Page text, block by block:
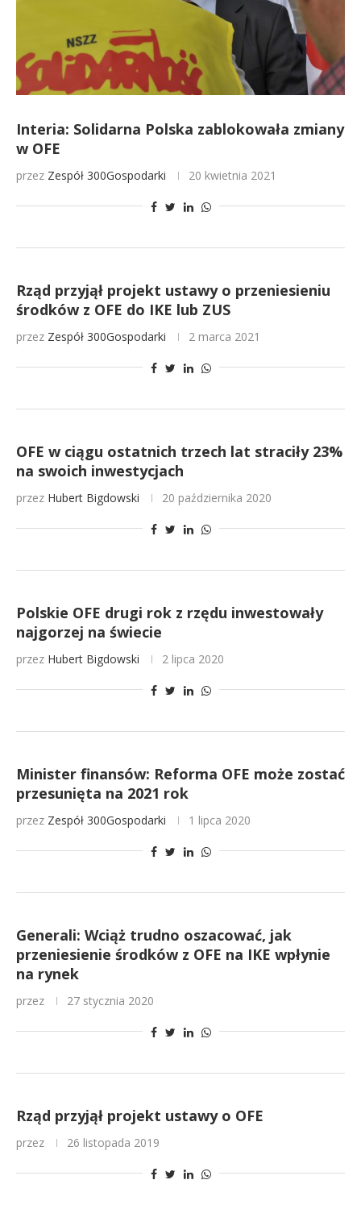
Interia: Solidarna Polska zablokowała zmiany
w OFE
przez Zespół 300Gospodarki 20 kwietnia 2021
Rząd przyjął projekt ustawy o przeniesieniu
środków z OFE do IKE lub ZUS
przez Zespół 300Gospodarki 2 marca 2021
OFE w ciągu ostatnich trzech lat straciły 23%
na swoich inwestycjach
przez Hubert Bigdowski 20 października 2020
Polskie OFE drugi rok z rzędu inwestowały
najgorzej na świecie
przez Hubert Bigdowski 2 lipca 2020
Minister finansów: Reforma OFE może zostać
przesunięta na 2021 rok
przez Zespół 300Gospodarki 1 lipca 2020
Generali: Wciąż trudno oszacować, jak
przeniesienie środków z OFE na IKE wpłynie
na rynek
przez 27 stycznia 2020
Rząd przyjął projekt ustawy o OFE
przez 26 listopada 2019